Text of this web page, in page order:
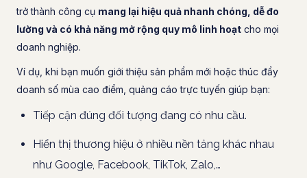
trở thành công cụ mang lại hiệu quả nhanh chóng, dễ đo
lường và có khả năng mở rộng quy mô linh hoạt cho mọi
doanh nghiệp.
Ví dụ, khi bạn muốn giới thiệu sản phẩm mới hoặc thúc đẩy
doanh số mùa cao điểm, quảng cáo trực tuyến giúp bạn:
Tiếp cận đúng đối tượng đang có nhu cầu.
Hiển thị thương hiệu ở nhiều nền tảng khác nhau
như Google, Facebook, TikTok, Zalo,…